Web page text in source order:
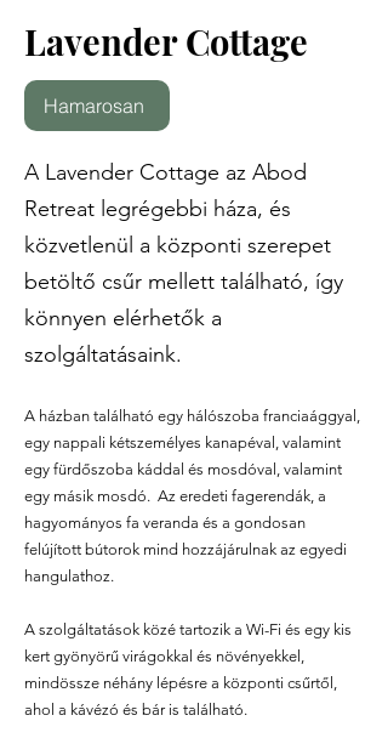
Lavender Cottage
Hamarosan
A Lavender Cottage az Abod
Retreat legrégebbi háza, és
közvetlenül a központi szerepet
betöltő csűr mellett található, így
könnyen elérhetők a
szolgáltatásaink.
A házban található egy hálószoba franciaággyal,
egy nappali kétszemélyes kanapéval, valamint
egy fürdőszoba káddal és mosdóval, valamint
egy másik mosdó. Az eredeti fagerendák, a
hagyományos fa veranda és a gondosan
felújított bútorok mind hozzájárulnak az egyedi
hangulathoz.
A szolgáltatások közé tartozik a Wi-Fi és egy kis
kert gyönyörű virágokkal és növényekkel,
mindössze néhány lépésre a központi csűrtől,
ahol a kávézó és bár is található.